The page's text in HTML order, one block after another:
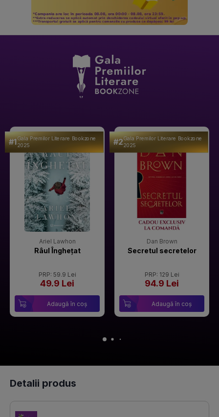
#1Gala Premilor Literare Bookzone
2025
Ariel Lawhon
Râul Înghețat
PRP: 59.9 Lei
49.9 Lei
Adaugă în coș
#2Gala Premilor Literare Bookzone
2025
Dan Brown
Secretul secretelor
PRP: 129 Lei
94.9 Lei
Adaugă în coș
Detalii produs